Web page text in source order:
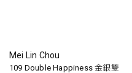
Mei Lin Chou
109 Double Happiness 金銀雙